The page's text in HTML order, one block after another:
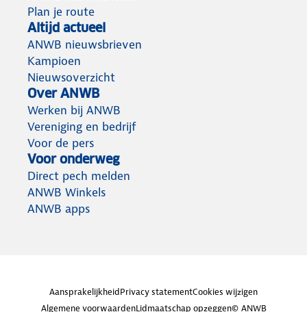
Plan je route
Altijd actueel
ANWB nieuwsbrieven
Kampioen
Nieuwsoverzicht
Over ANWB
Werken bij ANWB
Vereniging en bedrijf
Voor de pers
Voor onderweg
Direct pech melden
ANWB Winkels
ANWB apps
AansprakelijkheidPrivacy statementCookies wijzigen
Algemene voorwaardenLidmaatschap opzeggen© ANWB